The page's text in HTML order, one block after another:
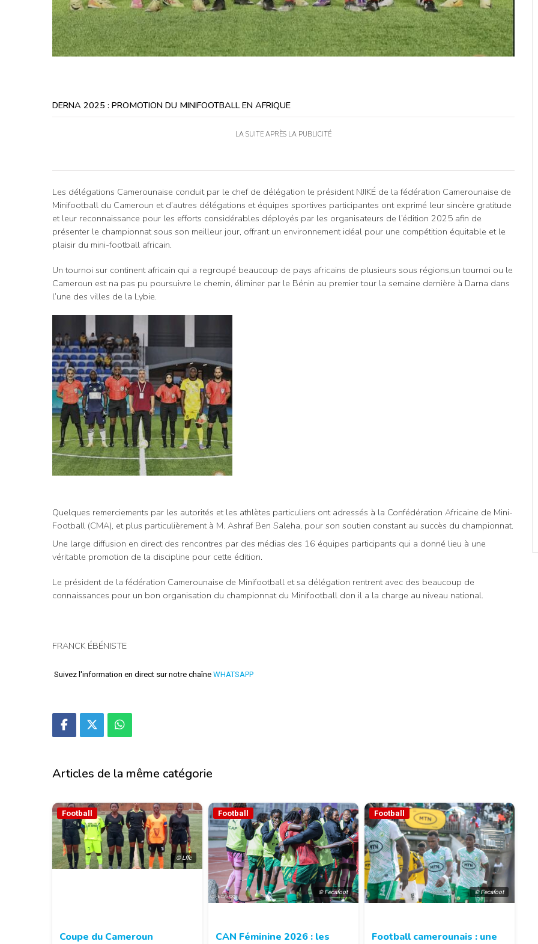
DERNA 2025 : PROMOTION DU MINIFOOTBALL EN AFRIQUE
LA SUITE APRÈS LA PUBLICITÉ
Les délégations Camerounaise conduit par le chef de délégation le président NJIKÉ de la fédération Camerounaise de
Minifootball du Cameroun et d’autres délégations et équipes sportives participantes ont exprimé leur sincère gratitude
et leur reconnaissance pour les efforts considérables déployés par les organisateurs de l’édition 2025 afin de
présenter le championnat sous son meilleur jour, offrant un environnement idéal pour une compétition équitable et le
plaisir du mini-football africain.
Un tournoi sur continent africain qui a regroupé beaucoup de pays africains de plusieurs sous régions,un tournoi ou le
Cameroun est na pas pu poursuivre le chemin, éliminer par le Bénin au premier tour la semaine dernière à Darna dans
l’une des villes de la Lybie.
Quelques remerciements par les autorités et les athlètes particuliers ont adressés à la Confédération Africaine de Mini-
Football (CMA), et plus particulièrement à M. Ashraf Ben Saleha, pour son soutien constant au succès du championnat.
Une large diffusion en direct des rencontres par des médias des 16 équipes participants qui a donné lieu à une
véritable promotion de la discipline pour cette édition.
Le président de la fédération Camerounaise de Minifootball et sa délégation rentrent avec des beaucoup de
connaissances pour un bon organisation du championnat du Minifootball don il a la charge au niveau national.
FRANCK ÉBÉNISTE
Suivez l'information en direct sur notre chaîne WHATSAPP
Articles de la même catégorie
© Lffc
Football
Coupe du Cameroun
© Fecafoot
Football
CAN Féminine 2026 : les
© Fecafoot
Football
Football camerounais : une